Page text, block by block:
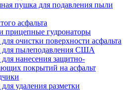
пушка для подавления пыли
асфальта
прицепные гудронаторы
очистки поверхности асфальта
для пылеподавления США
нанесения защитно-
покрытий на асфальт
удаления разметки